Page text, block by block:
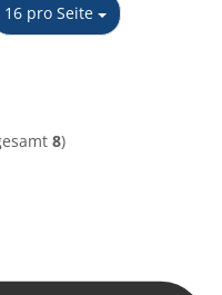
16 pro Seite
pro Seite
8)